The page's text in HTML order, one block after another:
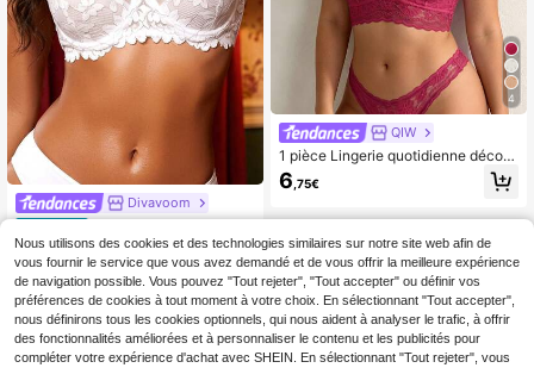
Divavoom
en-gorge romantique en dentelle flo
rale française avec armatures, remb
ourré, bretelles réglables pour femm
es, soirée en amoureux
8
4
QIW
1 pièce Lingerie quotidienne décont
ractée pour femmes, sans fil, sexy,
en dentelle brodée et respirante
6 ,75€
Nous utilisons des cookies et des technologies similaires sur notre site web afin de
vous fournir le service que vous avez demandé et de vous offrir la meilleure expérience
de navigation possible. Vous pouvez "Tout rejeter", "Tout accepter" ou définir vos
préférences de cookies à tout moment à votre choix. En sélectionnant "Tout accepter",
nous définirons tous les cookies optionnels, qui nous aident à analyser le trafic, à offrir
des fonctionnalités améliorées et à personnaliser le contenu et les publicités pour
compléter votre expérience d'achat avec SHEIN. En sélectionnant "Tout rejeter", vous